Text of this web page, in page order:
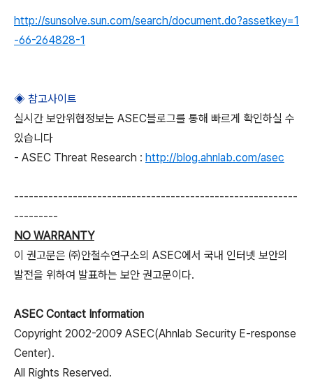
http://sunsolve.sun.com/search/document.do?assetkey=1
-66-264828-1
◈ 참고사이트
실시간 보안위협정보는 ASEC블로그를 통해 빠르게 확인하실 수
있습니다
- ASEC Threat Research : http://blog.ahnlab.com/asec
----------------------------------------------------------
---------
NO WARRANTY
이 권고문은 ㈜안철수연구소의 ASEC에서 국내 인터넷 보안의
발전을 위하여 발표하는 보안 권고문이다.
ASEC Contact Information
Copyright 2002-2009 ASEC(Ahnlab Security E-response
Center).
All Rights Reserved.